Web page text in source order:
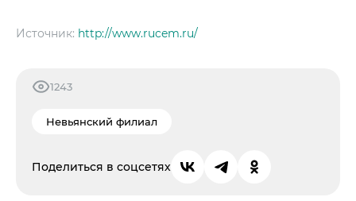
Источник: http://www.rucem.ru/
1243
Невьянский филиал
Поделиться в соцсетях
Служба доверия